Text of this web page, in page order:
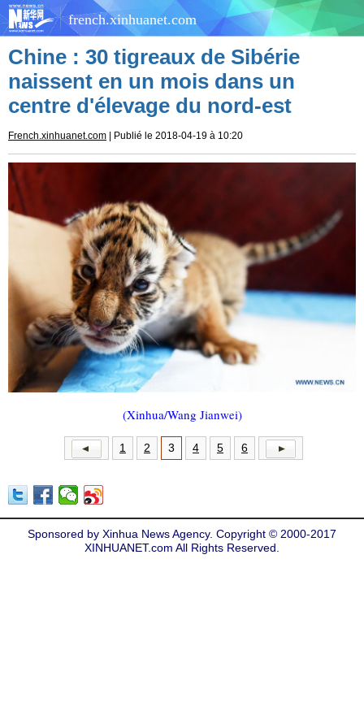
french.xinhuanet.com
Chine : 30 tigreaux de Sibérie
naissent en un mois dans un
centre d'élevage du nord-est
French.xinhuanet.com | Publié le 2018-04-19 à 10:20
(Xinhua/Wang Jianwei)
1 2 3 4 5 6
Sponsored by Xinhua News Agency. Copyright © 2000-2017
XINHUANET.com All Rights Reserved.